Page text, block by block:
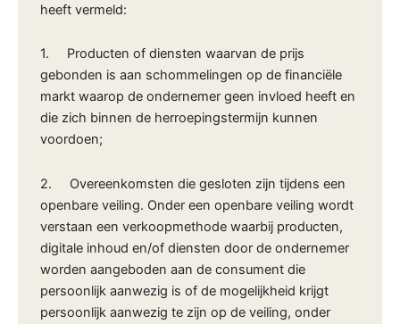
heeft vermeld:
1. Producten of diensten waarvan de prijs
gebonden is aan schommelingen op de financiële
markt waarop de ondernemer geen invloed heeft en
die zich binnen de herroepingstermijn kunnen
voordoen;
2. Overeenkomsten die gesloten zijn tijdens een
openbare veiling. Onder een openbare veiling wordt
verstaan een verkoopmethode waarbij producten,
digitale inhoud en/of diensten door de ondernemer
worden aangeboden aan de consument die
persoonlijk aanwezig is of de mogelijkheid krijgt
persoonlijk aanwezig te zijn op de veiling, onder